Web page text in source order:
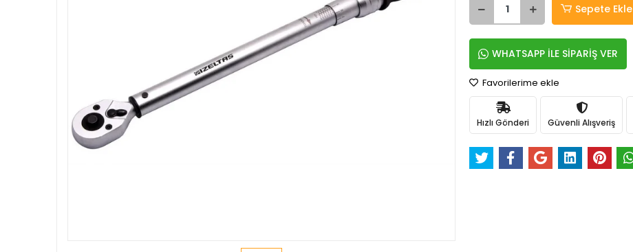
Sepete Ekle
WHATSAPP İLE SİPARİŞ VER
Favorilerime ekle
Hızlı Gönderi Güvenli Alışveriş